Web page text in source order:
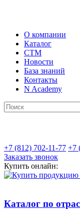
О компании
Каталог
СТМ
Новости
База знаний
Контакты
N Academy
+7 (812) 702-11-77 +7
Заказать звонок
Купить онлайн:
Каталог по